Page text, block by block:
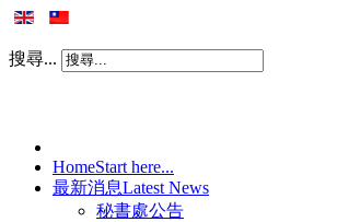
搜尋...
HomeStart here...
最新消息Latest News
秘書處公告